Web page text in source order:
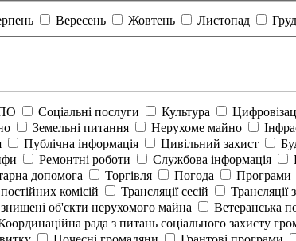
Вересень Жовтень Листопад
Соціальні послуги Культура
Земельні питання Нерухоме майно
Публічна інформація Цивільний захист
Ремонтні роботи Службова інформація
допомога Торгівля Погода Програми
комісій Трансляції сесій Трансляції
об'єкти нерухомого майна Ветеранська
рада з питань соціального захисту